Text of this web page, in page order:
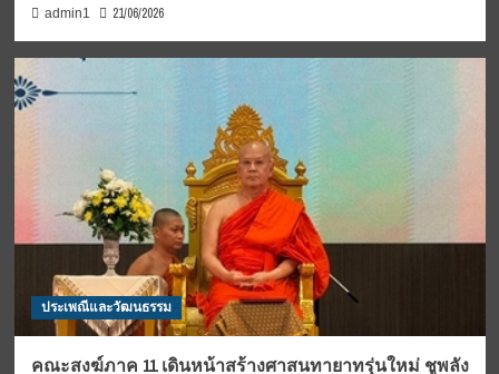
admin1 21/06/2026
ประเพณีและวัฒนธรรม
คณะสงฆ์ภาค 11 เดินหน้าสร้างศาสนทายาทรุ่นใหม่ ชูพลัง